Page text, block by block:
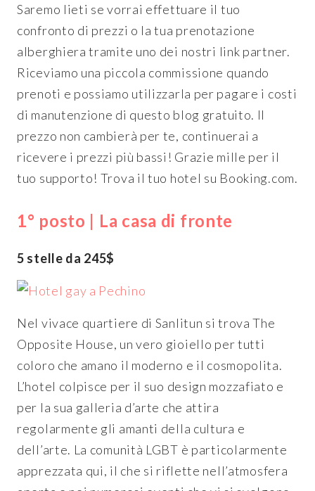
Saremo lieti se vorrai effettuare il tuo
confronto di prezzi o la tua prenotazione
alberghiera tramite uno dei nostri link partner.
Riceviamo una piccola commissione quando
prenoti e possiamo utilizzarla per pagare i costi
di manutenzione di questo blog gratuito. Il
prezzo non cambierà per te, continuerai a
ricevere i prezzi più bassi! Grazie mille per il
tuo supporto! Trova il tuo hotel su Booking.com.
1° posto | La casa di fronte
5 stelle da 245$
Nel vivace quartiere di Sanlitun si trova The
Opposite House, un vero gioiello per tutti
coloro che amano il moderno e il cosmopolita.
L’hotel colpisce per il suo design mozzafiato e
per la sua galleria d’arte che attira
regolarmente gli amanti della cultura e
dell’arte. La comunità LGBT è particolarmente
apprezzata qui, il che si riflette nell’atmosfera